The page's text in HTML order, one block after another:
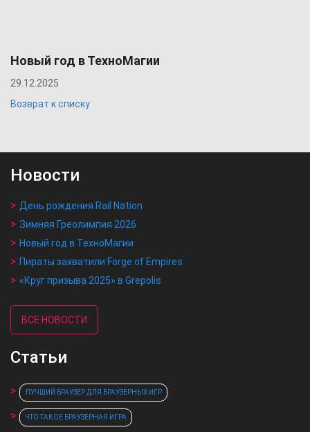
Новый год в ТехноМагии
29.12.2025
Возврат к списку
Новости
День рождения Rail Nation
Зимняя Греолимпия 2026
Новый год в ТехноМагии
Пираты захватили Forge of Empires
«Круг призыва 2025» в Grepolis
ВСЕ НОВОСТИ
Статьи
ЛУЧШИЙ БРАУЗЕР ДЛЯ БРАУЗЕРНЫХ ИГР
ЧТО ТАКОЕ БРАУЗЕРНАЯ ИГРА